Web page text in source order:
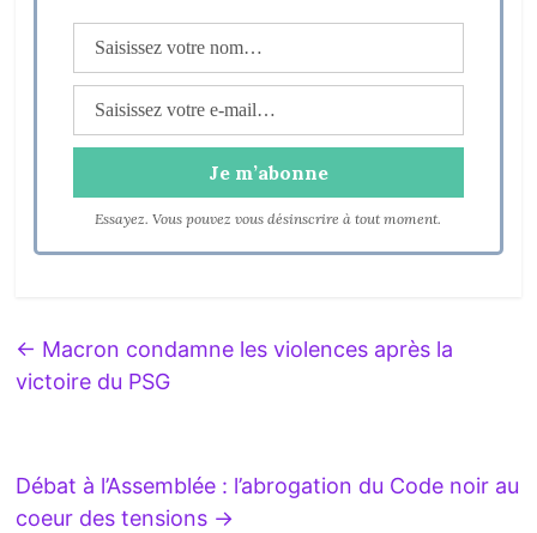
Essayez. Vous pouvez vous désinscrire à tout moment.
← Macron condamne les violences après la
victoire du PSG
Débat à l’Assemblée : l’abrogation du Code noir au
coeur des tensions →